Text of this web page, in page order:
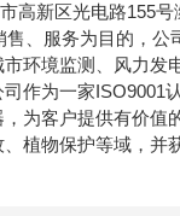
新区光电路155号
、服务为目的，
环境监测、风力发
作为一家ISO9001
为客户提供有价值
植物保护等域，并